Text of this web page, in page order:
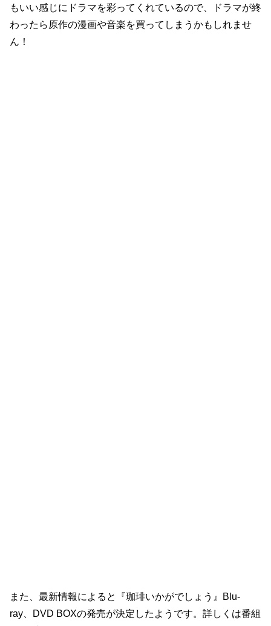
もいい感じにドラマを彩ってくれているので、ドラマが終
わったら原作の漫画や音楽を買ってしまうかもしれませ
ん！
また、最新情報によると『珈琲いかがでしょう』Blu-
ray、DVD BOXの発売が決定したようです。詳しくは番組